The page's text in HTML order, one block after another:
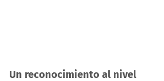
Un reconocimiento al nivel